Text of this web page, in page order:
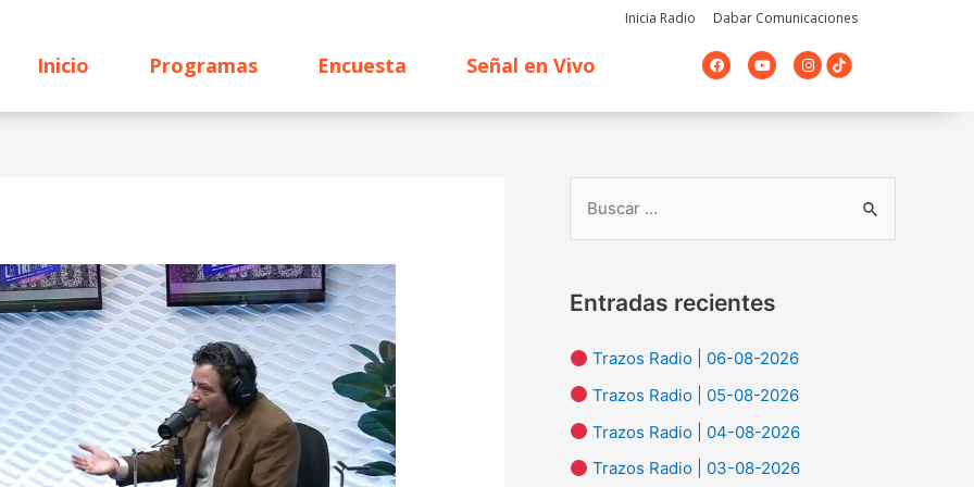
Inicia Radio Dabar Comunicaciones
Inicio Programas Encuesta Señal en Vivo
F
a
c
b
Y
o
u
u
I
n
s
a
u
c
p
o
r
Entradas recientes
Trazos Radio | 06-08-2026
Trazos Radio | 05-08-2026
Trazos Radio | 04-08-2026
Trazos Radio | 03-08-2026